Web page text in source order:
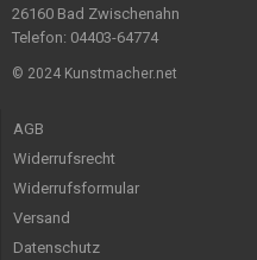
26160 Bad Zwischenahn
Telefon: 04403-64774
© 2024 Kunstmacher.net
AGB
Widerrufsrecht
Widerrufsformular
Versand
Datenschutz